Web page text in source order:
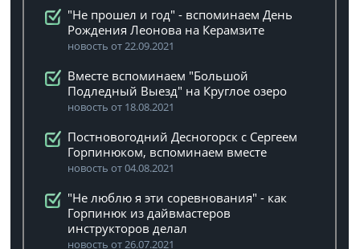
"Не прошел и год" - вспоминаем День
Рождения Леонова на Керамзите
новость от 22.09.2021
Вместе вспоминаем "Большой
Подледный Выезд" на Круглое озеро
новость от 18.08.2021
Постновогодний Десногорск с Сергеем
Горпинюком, вспоминаем вместе
новость от 04.08.2021
"Не люблю я эти соревнования" - как
Горпинюк из дайвмастеров
инструкторов делал
новость от 26.07.2021